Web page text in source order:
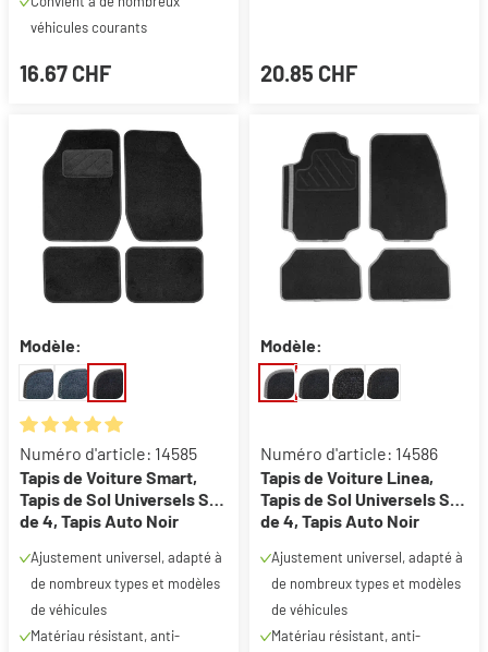
véhicules courants
16.67 CHF 20.85 CHF
Modèle:
Note moyenne de 5 sur 5 étoiles
Numéro d'article: 14585
Tapis de Voiture Smart,
Tapis de Sol Universels Set
de 4, Tapis Auto Noir
Ajustement universel, adapté à
de nombreux types et modèles
de véhicules
Matériau résistant, anti-
Modèle:
Numéro d'article: 14586
Tapis de Voiture Linea,
Tapis de Sol Universels Set
de 4, Tapis Auto Noir
Ajustement universel, adapté à
de nombreux types et modèles
de véhicules
Matériau résistant, anti-